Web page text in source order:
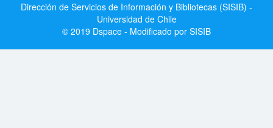
Dirección de Servicios de Información y Bibliotecas (SISIB) -
Universidad de Chile
© 2019 Dspace - Modificado por SISIB